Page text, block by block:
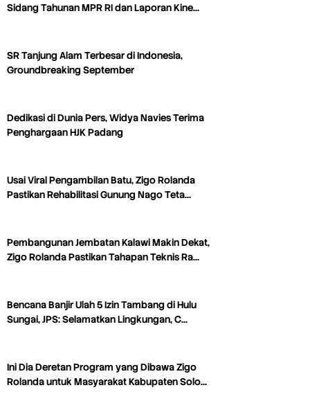
Sidang Tahunan MPR RI dan Laporan Kine…
SR Tanjung Alam Terbesar di Indonesia,
Groundbreaking September
Dedikasi di Dunia Pers, Widya Navies Terima
Penghargaan HJK Padang
Usai Viral Pengambilan Batu, Zigo Rolanda
Pastikan Rehabilitasi Gunung Nago Teta…
Pembangunan Jembatan Kalawi Makin Dekat,
Zigo Rolanda Pastikan Tahapan Teknis Ra…
Bencana Banjir Ulah 5 Izin Tambang di Hulu
Sungai, JPS: Selamatkan Lingkungan, C…
Ini Dia Deretan Program yang Dibawa Zigo
Rolanda untuk Masyarakat Kabupaten Solo…